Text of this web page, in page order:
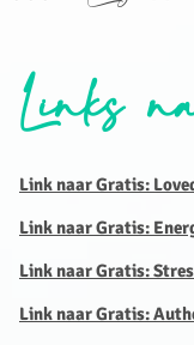
Links
Link naar Gratis:
Link naar Gratis:
Link naar Gratis:
Link naar Gratis: